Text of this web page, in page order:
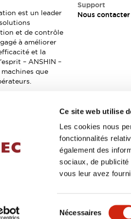
Ce site web utilise
Les cookies nous
fonctionnalités
également des
sociaux, de
vous leur avez
Nécessaires
DÉTAILS DU
est un leader
et de contrôle
à améliorer
et la
– ANSHIN –
que
Support
Nous contacter
Politique de